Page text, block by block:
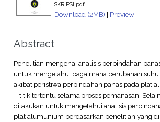
SKRIPSI.pdf
Download (2MB) | Preview
Abstract
Penelitian mengenai analisis perpindahan
untuk mengetahui bagaimana perubahan
akibat peristiwa perpindahan panas pada plat
– titik tertentu selama proses pemanasan.
dilakukan untuk mengetahui analisis
plat alumunium berdasarkan penelitian yang